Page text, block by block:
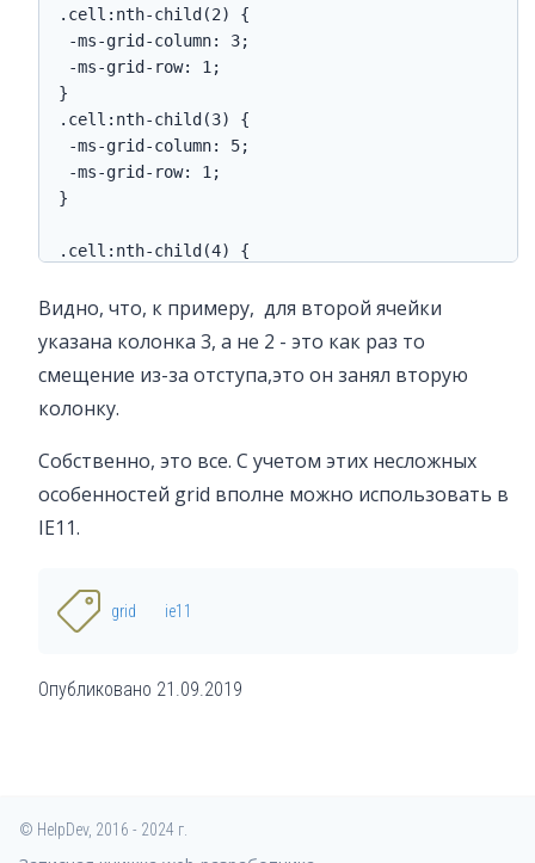
.cell:nth-child(2) {
-ms-grid-column: 3;
-ms-grid-row: 1;
}
.cell:nth-child(3) {
-ms-grid-column: 5;
-ms-grid-row: 1;
}
.cell:nth-child(4) {
-ms-grid-row: 3;
.cell:nth-child(5) {
  -ms-grid-column: 5;
  -ms-grid-row-span:7;
}
.cell:nth-child(6) {
-ms-grid-row: 5;
}
-ms-grid-row: 5;
-ms-grid-row: 7;
Видно, что, к примеру, для второй ячейки
указана колонка 3, а не 2 - это как раз то
смещение из-за отступа,это он занял вторую
колонку.
Собственно, это все. С учетом этих несложных
особенностей grid вполне можно использовать в
IE11.
grid ie11
Опубликовано 21.09.2019
© HelpDev, 2016 - 2024 г.